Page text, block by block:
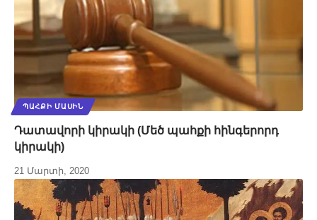
ՊԱՀՔԻ ՄԱՍԻՆ
Դատավորի կիրակի (Մեծ պահքի հինգերորդ
կիրակի)
21 Մարտի, 2020